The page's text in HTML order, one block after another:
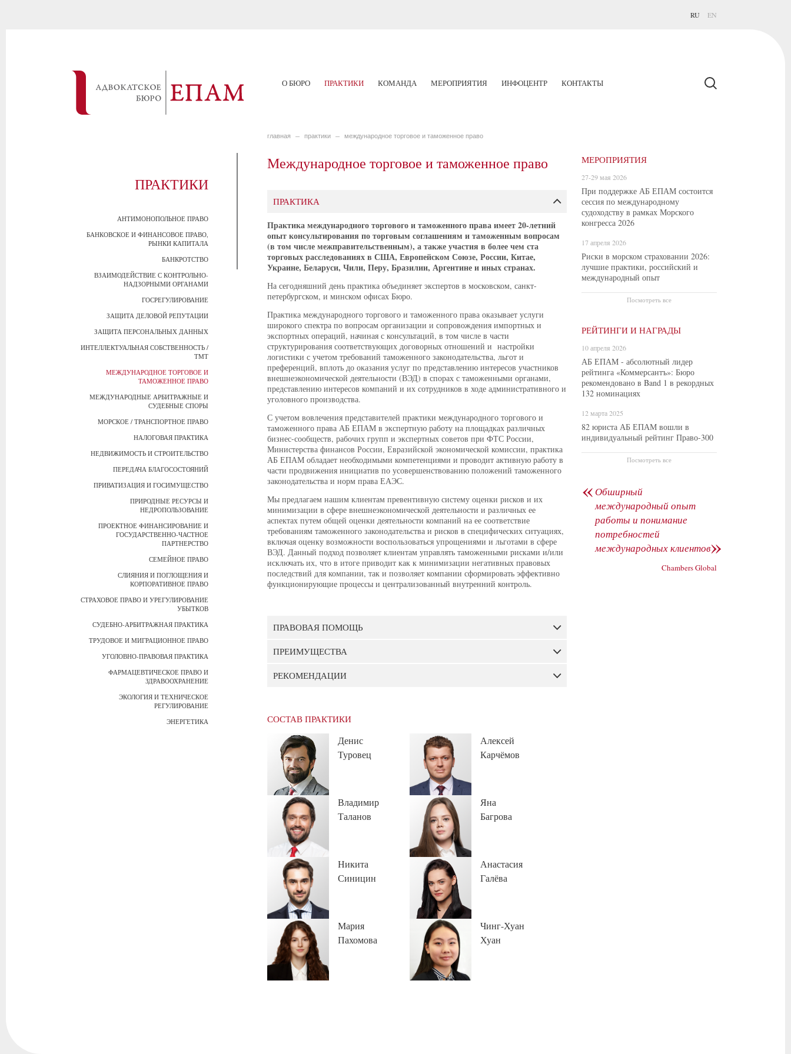
RU EN
О БЮРО ПРАКТИКИ КОМАНДА МЕРОПРИЯТИЯ ИНФОЦЕНТР КОНТАКТЫ
ПРАКТИКИ
АНТИМОНОПОЛЬНОЕ ПРАВО
БАНКОВСКОЕ И ФИНАНСОВОЕ ПРАВО,
РЫНКИ КАПИТАЛА
БАНКРОТСТВО
ВЗАИМОДЕЙСТВИЕ С КОНТРОЛЬНО-
НАДЗОРНЫМИ ОРГАНАМИ
ГОСРЕГУЛИРОВАНИЕ
ЗАЩИТА ДЕЛОВОЙ РЕПУТАЦИИ
ЗАЩИТА ПЕРСОНАЛЬНЫХ ДАННЫХ
ИНТЕЛЛЕКТУАЛЬНАЯ СОБСТВЕННОСТЬ /
ТМТ
МЕЖДУНАРОДНОЕ ТОРГОВОЕ И
ТАМОЖЕННОЕ ПРАВО
МЕЖДУНАРОДНЫЕ АРБИТРАЖНЫЕ И
СУДЕБНЫЕ СПОРЫ
МОРСКОЕ / ТРАНСПОРТНОЕ ПРАВО
НАЛОГОВАЯ ПРАКТИКА
НЕДВИЖИМОСТЬ И СТРОИТЕЛЬСТВО
ПЕРЕДАЧА БЛАГОСОСТОЯНИЙ
ПРИВАТИЗАЦИЯ И ГОСИМУЩЕСТВО
ПРИРОДНЫЕ РЕСУРСЫ И
НЕДРОПОЛЬЗОВАНИЕ
ПРОЕКТНОЕ ФИНАНСИРОВАНИЕ И
ГОСУДАРСТВЕННО-ЧАСТНОЕ
ПАРТНЕРСТВО
СЕМЕЙНОЕ ПРАВО
СЛИЯНИЯ И ПОГЛОЩЕНИЯ И
КОРПОРАТИВНОЕ ПРАВО
СТРАХОВОЕ ПРАВО И УРЕГУЛИРОВАНИЕ
УБЫТКОВ
СУДЕБНО-АРБИТРАЖНАЯ ПРАКТИКА
ТРУДОВОЕ И МИГРАЦИОННОЕ ПРАВО
УГОЛОВНО-ПРАВОВАЯ ПРАКТИКА
ФАРМАЦЕВТИЧЕСКОЕ ПРАВО И
ЗДРАВООХРАНЕНИЕ
ЭКОЛОГИЯ И ТЕХНИЧЕСКОЕ
РЕГУЛИРОВАНИЕ
ЭНЕРГЕТИКА
главная практики международное торговое и таможенное право
Международное торговое и таможенное право
ПРАКТИКА
Практика международного торгового и таможенного права имеет 20-летний
опыт консультирования по торговым соглашениям и таможенным вопросам
(в том числе межправительственным), а также участия в более чем ста
торговых расследованиях в США, Европейском Союзе, России, Китае,
Украине, Беларуси, Чили, Перу, Бразилии, Аргентине и иных странах.
На сегодняшний день практика объединяет экспертов в московском, санкт-
петербургском, и минском офисах Бюро.
Практика международного торгового и таможенного права оказывает услуги
широкого спектра по вопросам организации и сопровождения импортных и
экспортных операций, начиная с консультаций, в том числе в части
структурирования соответствующих договорных отношений и настройки
логистики с учетом требований таможенного законодательства, льгот и
преференций, вплоть до оказания услуг по представлению интересов участников
внешнеэкономической деятельности (ВЭД) в спорах с таможенными органами,
представлению интересов компаний и их сотрудников в ходе административного и
уголовного производства.
С учетом вовлечения представителей практики международного торгового и
таможенного права АБ ЕПАМ в экспертную работу на площадках различных
бизнес-сообществ, рабочих групп и экспертных советов при ФТС России,
Министерства финансов России, Евразийской экономической комиссии, практика
АБ ЕПАМ обладает необходимыми компетенциями и проводит активную работу в
части продвижения инициатив по усовершенствованию положений таможенного
законодательства и норм права ЕАЭС.
Мы предлагаем нашим клиентам превентивную систему оценки рисков и их
минимизации в сфере внешнеэкономической деятельности и различных ее
аспектах путем общей оценки деятельности компаний на ее соответствие
требованиям таможенного законодательства и рисков в специфических ситуациях,
включая оценку возможности воспользоваться упрощениями и льготами в сфере
ВЭД. Данный подход позволяет клиентам управлять таможенными рисками и/или
исключать их, что в итоге приводит как к минимизации негативных правовых
последствий для компании, так и позволяет компании сформировать эффективно
функционирующие процессы и централизованный внутренний контроль.
ПРАВОВАЯ ПОМОЩЬ
ПРЕИМУЩЕСТВА
РЕКОМЕНДАЦИИ
СОСТАВ ПРАКТИКИ
Денис
Туровец
Алексей
Карчёмов
Владимир
Таланов
Яна
Багрова
Никита
Синицин
Анастасия
Галёва
Мария
Пахомова
Чинг-Хуан
Хуан
МЕРОПРИЯТИЯ
27-29 мая 2026
При поддержке АБ ЕПАМ состоится
сессия по международному
судоходству в рамках Морского
конгресса 2026
17 апреля 2026
Риски в морском страховании 2026:
лучшие практики, российский и
международный опыт
Посмотреть все
РЕЙТИНГИ И НАГРАДЫ
10 апреля 2026
АБ ЕПАМ - абсолютный лидер
рейтинга «Коммерсантъ»: Бюро
рекомендовано в Band 1 в рекордных
132 номинациях
12 марта 2025
82 юриста АБ ЕПАМ вошли в
индивидуальный рейтинг Право-300
Посмотреть все
«Обширный
международный опыт
работы и понимание
потребностей
международных клиентов»
Chambers Global